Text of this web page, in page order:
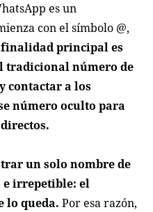
es un
con el símbolo @,
finalidad principal es
tradicional número de
contactar a los
número oculto para
un solo nombre de
e irrepetible: el
lo queda. Por esa razón,